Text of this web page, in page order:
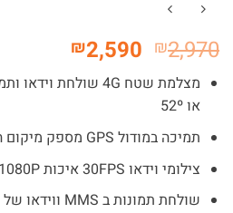
₪2,970 המחיר
המקורי
היה:
₪2,590
הנוכחי
הוא:
או 52º
תמיכה במודול GPS מספק מיקום המצלמה והצילום
צילומי וידאו 30FPS איכות 1080P
שולחת תמונות ב MMS ווידאו של 10 שניות לאימייל